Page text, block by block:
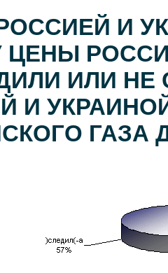
И
ЦЕНЫ
ИЛИ НЕ
И
ГАЗА